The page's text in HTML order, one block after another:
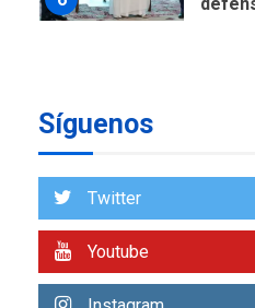
De la
1
Síguenos
Twitter
Youtube